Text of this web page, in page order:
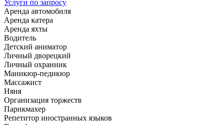
Услуги по запросу
Аренда автомобиля
Аренда катера
Аренда яхты
Водитель
Детский аниматор
Личный дворецкий
Личный охранник
Маникюр-педикюр
Массажист
Няня
Организация торжеств
Парикмахер
Репетитор иностранных языков